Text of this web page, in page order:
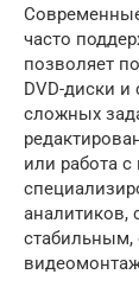
часто
позволяет
DVD-диски
сложных
или работа
аналитиков,
стабильным,